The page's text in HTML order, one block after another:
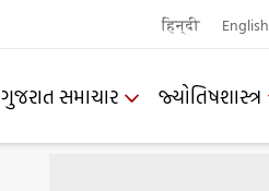
हिन्दी English
ગુજરાત સમાચાર જ્યોતિષશાસ્ત્ર